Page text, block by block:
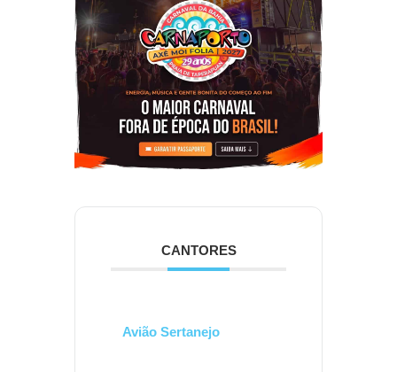
CANTORES
Avião Sertanejo